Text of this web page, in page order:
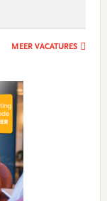
MEER VACATURES